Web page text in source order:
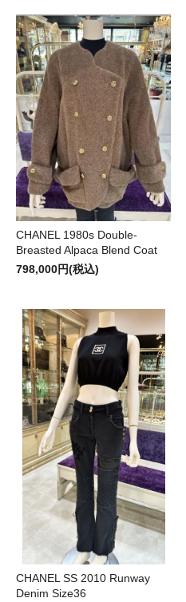
CHANEL 1980s Double-
Breasted Alpaca Blend Coat
798,000円(税込)
CHANEL SS 2010 Runway
Denim Size36